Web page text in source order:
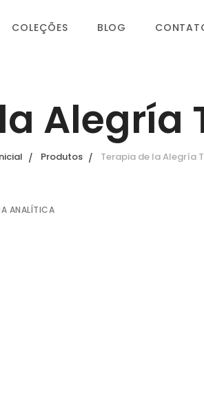
COLEÇÕES BLOG
Alegría
Produtos Terapia de la Alegría
ANALÍTICA